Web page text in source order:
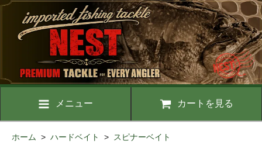
メニュー カートを見る
ホーム > ハードベイト > スピナーベイト